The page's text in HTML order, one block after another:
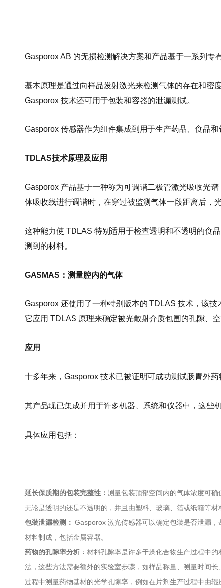
Gasporox AB 的无损检测解决方案和产品基于一系列
基本原理是通过向样品发射激光来检测气体的存在和密
Gasporox 技术还可用于包装和容器的泄漏测试。
Gasporox 传感器作为组件集成到用于生产药品、食品
TDLAS技术原理及应用
Gasporox 产品基于一种称为可调谐二极管激光吸收光
体吸收线进行调谐时，在穿过被监测气体一段距离后，
这种能力使 TDLAS 特别适用于检查透明和不透明的食
测到的材料。
GASMAS：测量腔内的气体
Gasporox 还使用了一种特别版本的 TDLAS 技术，该
它应用 TDLAS 原理来确定被光散射介质包围的孔隙、
应用
十多年来，Gasporox 技术已被证明可成功测试肠胃外药
其产品现已集成并用于许多机器、系统和仪器中，这些
具体应用包括：
延长保质期的包装完整性： 测量包装顶部空间内的气体浓度可
无论是透明的还是不透明的，并且由塑料、玻璃、箔或纸箱等材
包装泄漏检测： Gasporox 激光传感器可以确定包装是否泄漏
材料制成，包括金属容器。
药物的孔隙率分析： 材料孔隙率是许多干燥化合物生产过程中
法，这些方法需要额外的实验室步骤，如样品称量、测量时间
过程中测量药物基材的光学孔隙率，例如在片剂生产过程中由辊